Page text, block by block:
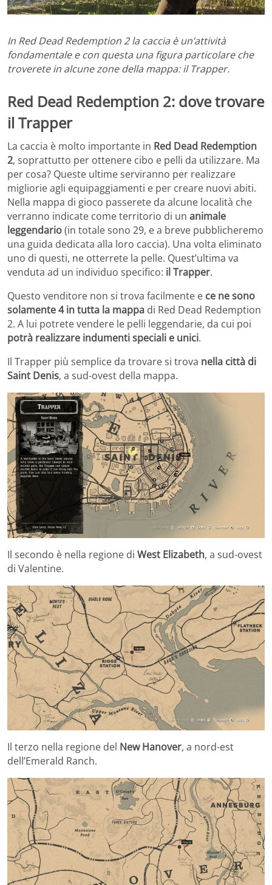
In Red Dead Redemption 2 la caccia è un’attività
fondamentale e con questa una figura particolare che
troverete in alcune zone della mappa: il Trapper.
Red Dead Redemption 2: dove trovare
il Trapper
La caccia è molto importante in Red Dead Redemption
2, soprattutto per ottenere cibo e pelli da utilizzare. Ma
per cosa? Queste ultime serviranno per realizzare
migliorie agli equipaggiamenti e per creare nuovi abiti.
Nella mappa di gioco passerete da alcune località che
verranno indicate come territorio di un animale
leggendario(in totale sono 29, e a breve pubblicheremo
una guida dedicata alla loro caccia). Una volta eliminato
uno di questi, ne otterrete la pelle. Quest’ultima va
venduta ad un individuo specifico: il Trapper.
Questo venditore non si trova facilmente e ce ne sono
solamente 4 in tutta la mappa di Red Dead Redemption
2. A lui potrete vendere le pelli leggendarie, da cui poi
potrà realizzare indumenti speciali e unici.
Il Trapper più semplice da trovare si trova nella città di
Saint Denis, a sud-ovest della mappa.
Il secondo è nella regione di West Elizabeth, a sud-ovest
di Valentine.
Il terzo nella regione del New Hanover, a nord-est
dell’Emerald Ranch.